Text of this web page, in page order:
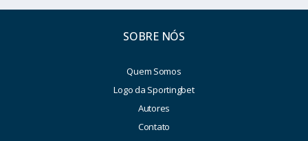
SOBRE NÓS
Quem Somos
Logo da Sportingbet
Autores
Contato